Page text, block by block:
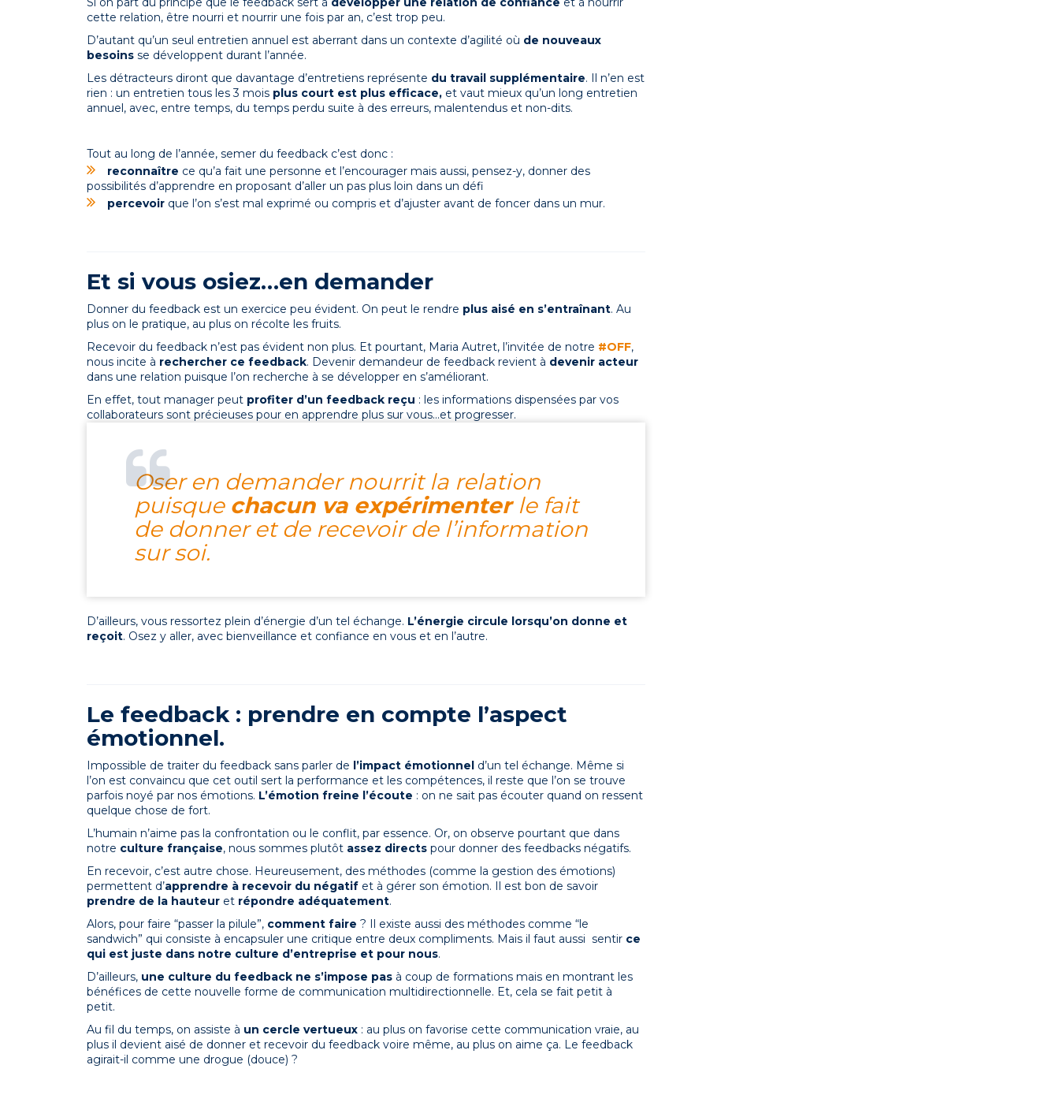
cette relation, être nourri et nourrir une fois par an, c’est trop peu.
D’autant qu’un seul entretien annuel est aberrant dans un contexte d’agilité où de nouveaux
besoins se développent durant l’année.
Les détracteurs diront que davantage d’entretiens représente du travail supplémentaire. Il n’en est
rien : un entretien tous les 3 mois plus court est plus efficace, et vaut mieux qu’un long entretien
annuel, avec, entre temps, du temps perdu suite à des erreurs, malentendus et non-dits.
Tout au long de l’année, semer du feedback c’est donc :
reconnaître ce qu’a fait une personne et l’encourager mais aussi, pensez-y, donner des
possibilités d’apprendre en proposant d’aller un pas plus loin dans un défi
percevoir que l’on s’est mal exprimé ou compris et d’ajuster avant de foncer dans un mur.
Et si vous osiez…en demander
Donner du feedback est un exercice peu évident. On peut le rendre plus aisé en s’entraînant. Au
plus on le pratique, au plus on récolte les fruits.
Recevoir du feedback n’est pas évident non plus. Et pourtant, Maria Autret, l’invitée de notre #OFF,
nous incite à rechercher ce feedback. Devenir demandeur de feedback revient à devenir acteur
dans une relation puisque l’on recherche à se développer en s’améliorant.
En effet, tout manager peut profiter d’un feedback reçu : les informations dispensées par vos
collaborateurs sont précieuses pour en apprendre plus sur vous…et progresser.
Oser en demander nourrit la relation
puisque chacun va expérimenter le fait
de donner et de recevoir de l’information
sur soi.
D’ailleurs, vous ressortez plein d’énergie d’un tel échange. L’énergie circule lorsqu’on donne et
reçoit. Osez y aller, avec bienveillance et confiance en vous et en l’autre.
Le feedback : prendre en compte l’aspect
émotionnel.
Impossible de traiter du feedback sans parler de l’impact émotionnel d’un tel échange. Même si
l’on est convaincu que cet outil sert la performance et les compétences, il reste que l’on se trouve
parfois noyé par nos émotions. L’émotion freine l’écoute : on ne sait pas écouter quand on ressent
quelque chose de fort.
L’humain n’aime pas la confrontation ou le conflit, par essence. Or, on observe pourtant que dans
notre culture française, nous sommes plutôt assez directs pour donner des feedbacks négatifs.
En recevoir, c’est autre chose. Heureusement, des méthodes (comme la gestion des émotions)
permettent d’apprendre à recevoir du négatif et à gérer son émotion. Il est bon de savoir
prendre de la hauteur et répondre adéquatement.
Alors, pour faire “passer la pilule”, comment faire ? Il existe aussi des méthodes comme “le
sandwich” qui consiste à encapsuler une critique entre deux compliments. Mais il faut aussi sentir ce
qui est juste dans notre culture d’entreprise et pour nous.
D’ailleurs, une culture du feedback ne s’impose pas à coup de formations mais en montrant les
bénéfices de cette nouvelle forme de communication multidirectionnelle. Et, cela se fait petit à
petit.
Au fil du temps, on assiste à un cercle vertueux : au plus on favorise cette communication vraie, au
plus il devient aisé de donner et recevoir du feedback voire même, au plus on aime ça. Le feedback
agirait-il comme une drogue (douce) ?